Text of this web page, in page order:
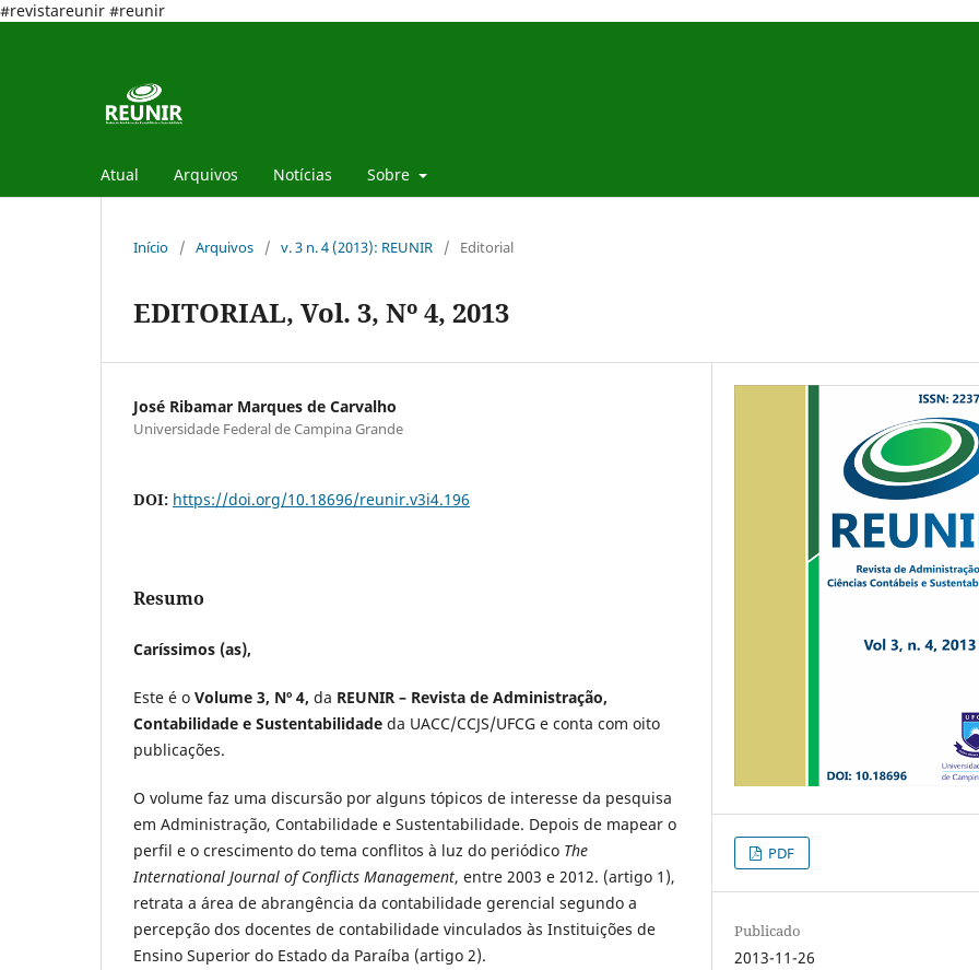
#revistareunir #reunir
Atual Arquivos Notícias Sobre
Início / Arquivos / v. 3 n. 4 (2013): REUNIR / Editorial
EDITORIAL, Vol. 3, Nº 4, 2013
José Ribamar Marques de Carvalho
Universidade Federal de Campina Grande
DOI: https://doi.org/10.18696/reunir.v3i4.196
Resumo
Caríssimos (as),
Este é o Volume 3, Nº 4, da REUNIR – Revista de Administração,
Contabilidade e Sustentabilidade da UACC/CCJS/UFCG e conta com oito
publicações.
O volume faz uma discursão por alguns tópicos de interesse da pesquisa
em Administração, Contabilidade e Sustentabilidade. Depois de mapear o
perfil e o crescimento do tema conflitos à luz do periódico The
International Journal of Conflicts Management, entre 2003 e 2012. (artigo 1),
retrata a área de abrangência da contabilidade gerencial segundo a
percepção dos docentes de contabilidade vinculados às Instituições de
Ensino Superior do Estado da Paraíba (artigo 2).
PDF
Publicado
2013-11-26